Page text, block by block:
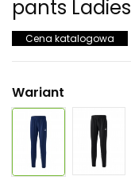
pants Ladies
Cena katalogowa
Wariant